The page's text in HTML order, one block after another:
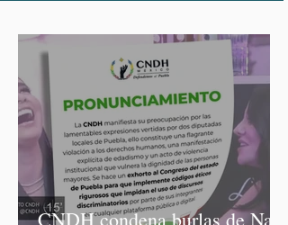
CNDH condena burlas de Nay